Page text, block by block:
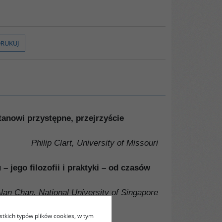
przystępne, przejrzyście
Philip Clart, University of Missouri
– jego filozofii i praktyki – od czasów
Chan, National University of Singapore
typów plików cookies, w tym